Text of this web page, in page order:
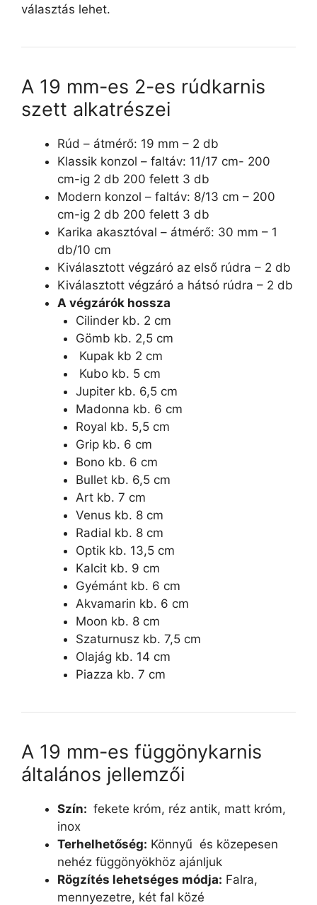
választás lehet.
A 19 mm-es 2-es rúdkarnis
szett alkatrészei
Rúd – átmérő: 19 mm – 2 db
Klassik konzol – faltáv: 11/17 cm- 200
cm-ig 2 db 200 felett 3 db
Modern konzol – faltáv: 8/13 cm – 200
cm-ig 2 db 200 felett 3 db
Karika akasztóval – átmérő: 30 mm – 1
db/10 cm
Kiválasztott végzáró az első rúdra – 2 db
Kiválasztott végzáró a hátsó rúdra – 2 db
A végzárók hossza
Cilinder kb. 2 cm
Gömb kb. 2,5 cm
Kupak kb 2 cm
Kubo kb. 5 cm
Jupiter kb. 6,5 cm
Madonna kb. 6 cm
Royal kb. 5,5 cm
Grip kb. 6 cm
Bono kb. 6 cm
Bullet kb. 6,5 cm
Art kb. 7 cm
Venus kb. 8 cm
Radial kb. 8 cm
Optik kb. 13,5 cm
Kalcit kb. 9 cm
Gyémánt kb. 6 cm
Akvamarin kb. 6 cm
Moon kb. 8 cm
Szaturnusz kb. 7,5 cm
Olajág kb. 14 cm
Piazza kb. 7 cm
A 19 mm-es függönykarnis
általános jellemzői
Szín: fekete króm, réz antik, matt króm,
inox
Terhelhetőség: Könnyű és közepesen
nehéz függönyökhöz ajánljuk
Rögzítés lehetséges módja: Falra,
mennyezetre, két fal közé